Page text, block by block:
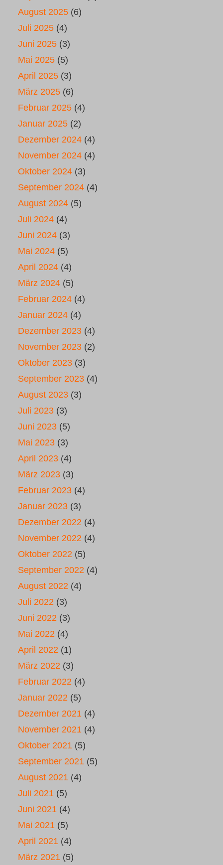
August 2025 (6)
Juli 2025 (4)
Juni 2025 (3)
Mai 2025 (5)
April 2025 (3)
März 2025 (6)
Februar 2025 (4)
Januar 2025 (2)
Dezember 2024 (4)
November 2024 (4)
Oktober 2024 (3)
September 2024 (4)
August 2024 (5)
Juli 2024 (4)
Juni 2024 (3)
Mai 2024 (5)
April 2024 (4)
März 2024 (5)
Februar 2024 (4)
Januar 2024 (4)
Dezember 2023 (4)
November 2023 (2)
Oktober 2023 (3)
September 2023 (4)
August 2023 (3)
Juli 2023 (3)
Juni 2023 (5)
Mai 2023 (3)
April 2023 (4)
März 2023 (3)
Februar 2023 (4)
Januar 2023 (3)
Dezember 2022 (4)
November 2022 (4)
Oktober 2022 (5)
September 2022 (4)
August 2022 (4)
Juli 2022 (3)
Juni 2022 (3)
Mai 2022 (4)
April 2022 (1)
März 2022 (3)
Februar 2022 (4)
Januar 2022 (5)
Dezember 2021 (4)
November 2021 (4)
Oktober 2021 (5)
September 2021 (5)
August 2021 (4)
Juli 2021 (5)
Juni 2021 (4)
Mai 2021 (5)
April 2021 (4)
März 2021 (5)